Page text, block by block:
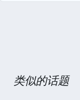
类似的话题